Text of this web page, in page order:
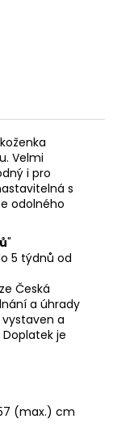
Velmi
i pro
s
odolného
"
5 týdnů od
Česká
a úhrady
vystaven a
je
(max.) cm